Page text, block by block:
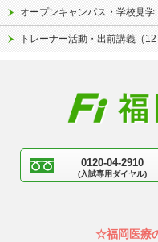
オープンキャンパス・学校見学
トレーナー活動・出前講義（12
0120-04-2910
(入試専用ダイヤル)
☆福岡医療